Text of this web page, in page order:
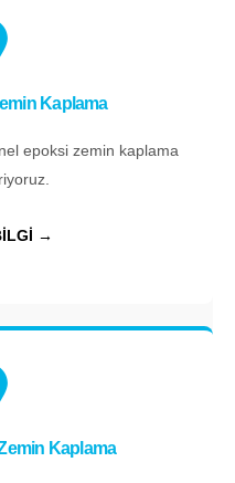
Kaplama
epoksi zemin kaplama
→
Kaplama